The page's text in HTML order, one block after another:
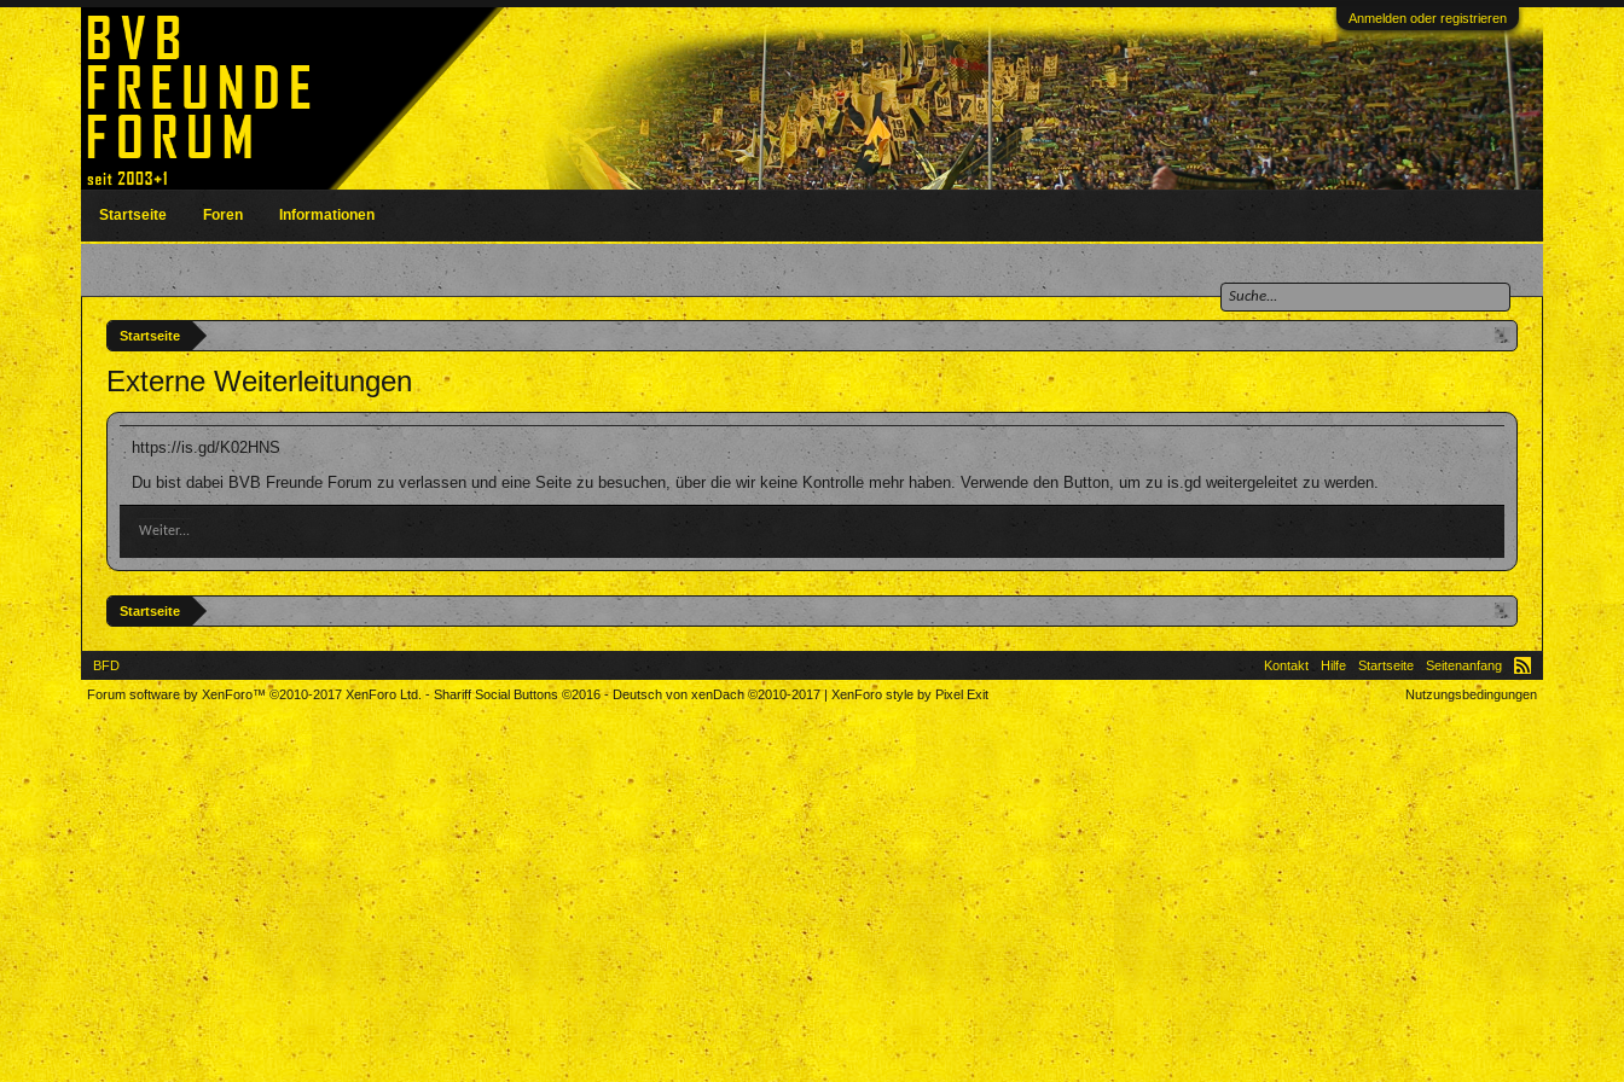
Anmelden oder registrieren
Startseite
Externe Weiterleitungen
https://is.gd/K02HNS
Du bist dabei BVB Freunde Forum zu verlassen und eine Seite zu besuchen, über die wir keine Kontrolle mehr haben. Verwende den Button, um zu is.gd weitergeleitet zu werden.
Weiter...
Startseite
Startseite Foren Informationen
BFD Kontakt Hilfe Startseite
Seitenanfang
Nutzungsbedingungen
Forum software by XenForo™©2010-2017 XenForo Ltd. -Shariff Social Buttons©2016-Deutsch von xenDach©2010-2017 | XenForo style by Pixel Exit